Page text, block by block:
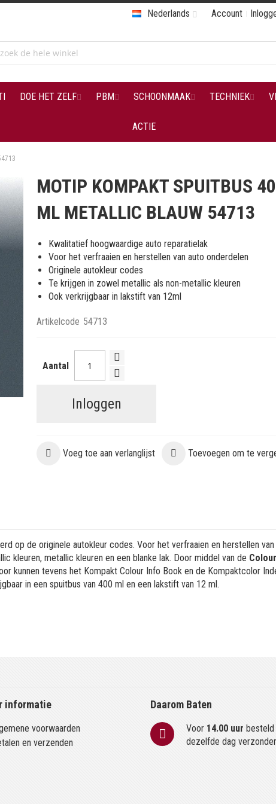
Account
Nederlands
DOE HET ZELF PBM SCHOONMAAK TECHNIEK
ACTIE
MOTIP KOMPAKT SPUITBUS
ML METALLIC BLAUW 54713
Kwalitatief hoogwaardige auto reparatielak
Voor het verfraaien en herstellen van auto onderdelen
Originele autokleur codes
Te krijgen in zowel metallic als non-metallic kleuren
Ook verkrijgbaar in lakstift van 12ml
Artikelcode 54713
Aantal
Inloggen
Voeg toe aan verlanglijst Toevoegen om te
op de originele autokleur codes. Voor het verfraaien en herstellen van
kleuren, metallic kleuren en een blanke lak. Door middel van de
kunnen tevens het Kompakt Colour Info Book en de Kompaktcolor
in een spuitbus van 400 ml en een lakstift van 12 ml.
informatie
voorwaarden
en verzenden
Daarom Baten
Voor 14.00 uur besteld
dezelfde dag